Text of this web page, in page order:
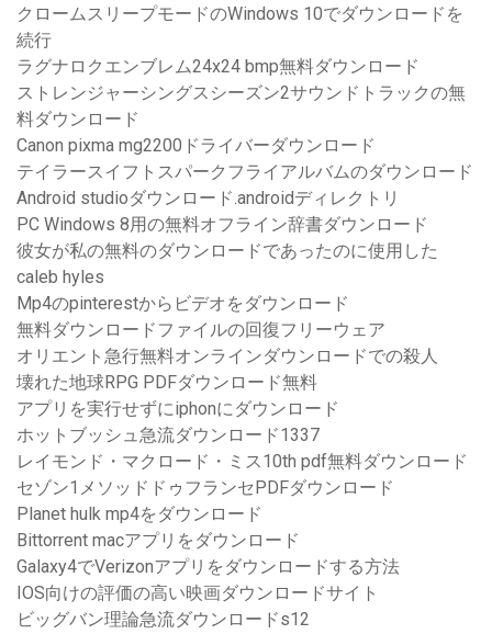
クロームスリープモードのWindows 10でダウンロードを
続行
ラグナロクエンブレム24x24 bmp無料ダウンロード
ストレンジャーシングスシーズン2サウンドトラックの無
料ダウンロード
Canon pixma mg2200ドライバーダウンロード
テイラースイフトスパークフライアルバムのダウンロード
Android studioダウンロード.androidディレクトリ
PC Windows 8用の無料オフライン辞書ダウンロード
彼女が私の無料のダウンロードであったのに使用した
caleb hyles
Mp4のpinterestからビデオをダウンロード
無料ダウンロードファイルの回復フリーウェア
オリエント急行無料オンラインダウンロードでの殺人
壊れた地球RPG PDFダウンロード無料
アプリを実行せずにiphonにダウンロード
ホットブッシュ急流ダウンロード1337
レイモンド・マクロード・ミス10th pdf無料ダウンロード
セゾン1メソッドドゥフランセPDFダウンロード
Planet hulk mp4をダウンロード
Bittorrent macアプリをダウンロード
Galaxy4でVerizonアプリをダウンロードする方法
IOS向けの評価の高い映画ダウンロードサイト
ビッグバン理論急流ダウンロードs12